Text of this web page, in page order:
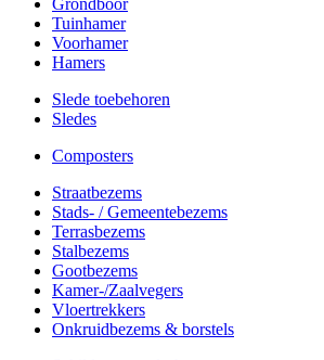
Grondboor
Tuinhamer
Voorhamer
Hamers
Slede toebehoren
Sledes
Composters
Straatbezems
Stads- / Gemeentebezems
Terrasbezems
Stalbezems
Gootbezems
Kamer-/Zaalvegers
Vloertrekkers
Onkruidbezems & borstels